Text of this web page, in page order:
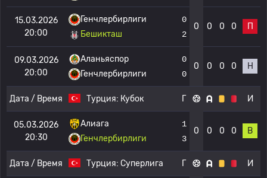
15.03.2026
20:00
Генчлербирлиги
Бешикташ
0
2
0 0 0 0 П
09.03.2026
20:00
Аланьяспор
Генчлербирлиги
0
0
0 0 0 0 Н
Дата / Время Турция: Кубок Г И
05.03.2026
20:30
Алиага
Генчлербирлиги
1
3
0 0 0 0 В
Дата / Время Турция: Суперлига Г И